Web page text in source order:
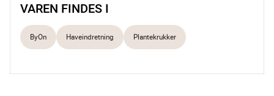
Krukker er fantastiske til at skabe en skøn atmosfære i dit
uderum, og Brixton krukkerne er ingen undtagelse. Krukkerne
VAREN FINDES I
ByOn Haveindretning Plantekrukker